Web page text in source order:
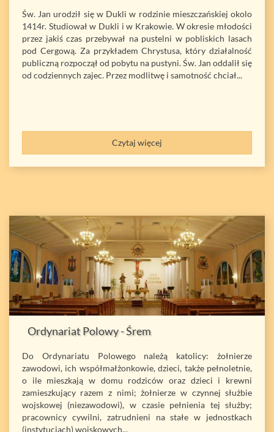
Św. Jan urodził się w Dukli w rodzinie mieszczańskiej okolo
1414r. Studiował w Dukli i w Krakowie. W okresie młodości
przez jakiś czas przebywał na pustelni w pobliskich lasach
pod Cergową. Za przykładem Chrystusa, który działalność
publiczną rozpoczął od pobytu na pustyni. Św. Jan oddalił się
od codziennych zajec. Przez modlitwę i samotność chciał...
Czytaj więcej
Ordynariat Polowy - Śrem
Do Ordynariatu Polowego należą katolicy: żołnierze
zawodowi, ich współmałżonkowie, dzieci, także pełnoletnie,
o ile mieszkają w domu rodziców oraz dzieci i krewni
zamieszkujący razem z nimi; żołnierze w czynnej służbie
wojskowej (niezawodowi), w czasie pełnienia tej służby;
pracownicy cywilni, zatrudnieni na stałe w jednostkach
(instytucjach) wojskowych...